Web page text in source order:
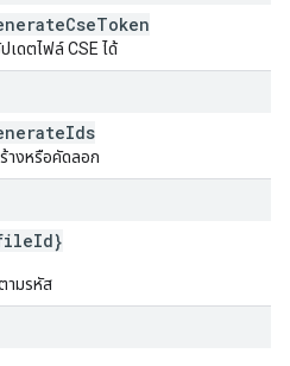
CseToken
เดตไฟล์ CSE ได้
Ids
างหรือคัดลอก
Id}
ามรหัส